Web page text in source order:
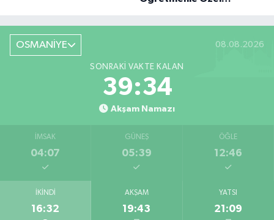
OSMANİYE 08.08.2026
SONRAKI VAKTE KALAN
39:32
Akşam Namazı
İMSAK
04:07
GÜNEŞ
05:39
ÖĞLE
12:46
İKINDI
16:32
AKŞAM
19:43
YATSI
21:09